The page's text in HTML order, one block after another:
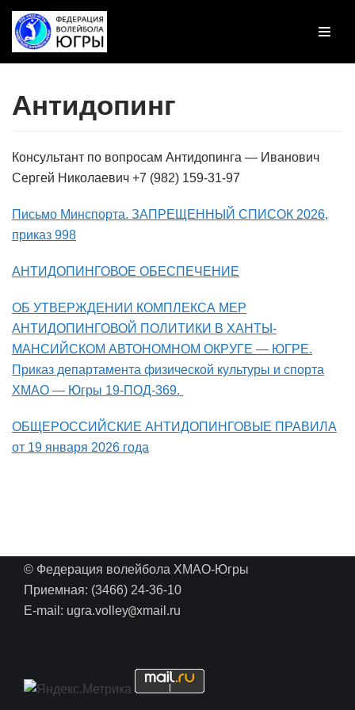
Перейти
к
Антидопинг
Консультант по вопросам Антидопинга — Иванович
Сергей Николаевич +7 (982) 159-31-97
Письмо Минспорта. ЗАПРЕЩЕННЫЙ СПИСОК 2026,
приказ 998
АНТИДОПИНГОВОЕ ОБЕСПЕЧЕНИЕ
ОБ УТВЕРЖДЕНИИ КОМПЛЕКСА МЕР
АНТИДОПИНГОВОЙ ПОЛИТИКИ В ХАНТЫ-
МАНСИЙСКОМ АВТОНОМНОМ ОКРУГЕ — ЮГРЕ.
Приказ департамента физической культуры и спорта
ХМАО — Югры 19-ПОД-369.
ОБЩЕРОССИЙСКИЕ АНТИДОПИНГОВЫЕ ПРАВИЛА
от 19 января 2026 года
© Федерация волейбола ХМАО-Югры
Приемная: (3466) 24-36-10
E-mail: ugra.volley@xmail.ru